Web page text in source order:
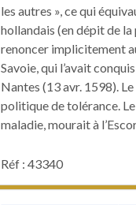
les autres », ce qui
hollandais (en dépit de
renoncer implicitement
Savoie, qui l’avait
Nantes (13 avr. 1598).
politique de tolérance.
maladie, mourait à
Réf : 43340